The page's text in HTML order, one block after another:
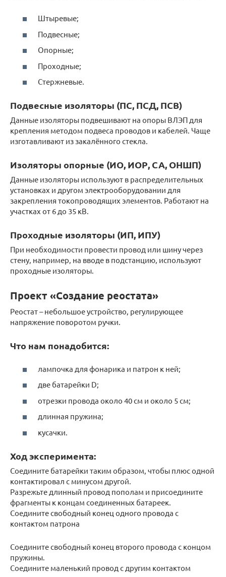
Штыревые;
Подвесные;
Опорные;
Проходные;
Стержневые.
Подвесные изоляторы (ПС, ПСД, ПСВ)
Данные изоляторы подвешивают на опоры ВЛЭП для
крепления методом подвеса проводов и кабелей. Чаще
изготавливают из закалённого стекла.
Изоляторы опорные (ИО, ИОР, СА, ОНШП)
Данные изоляторы используют в распределительных
установках и другом электрооборудовании для
закрепления токопроводящих элементов. Работают на
участках от 6 до 35 кВ.
Проходные изоляторы (ИП, ИПУ)
При необходимости провести провод или шину через
стену, например, на вводе в подстанцию, используют
проходные изоляторы.
Проект «Создание реостата»
Реостат – небольшое устройство, регулирующее
напряжение поворотом ручки.
Что нам понадобится:
лампочка для фонарика и патрон к ней;
две батарейки D;
отрезки провода около 40 см и около 5 см;
длинная пружина;
кусачки.
Ход эксперимента:
Соедините батарейки таким образом, чтобы плюс одной
контактировал с минусом другой.
Разрежьте длинный провод пополам и присоедините
фрагменты к концам соединенных батареек.
Соедините свободный конец одного провода с
контактом патрона
Соедините свободный конец второго провода с концом
пружины.
Соедините маленький провод с другим контактом